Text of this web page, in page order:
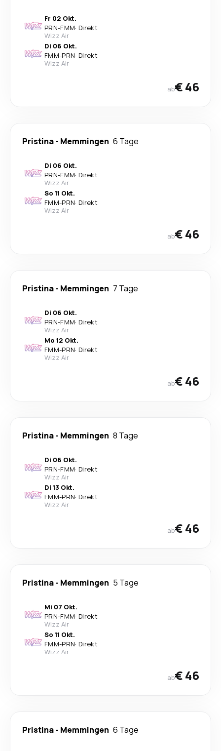
Fr 02 Okt.
PRN-FMM· Direkt
Wizz Air
Di 06 Okt.
FMM-PRN· Direkt
Wizz Air
ab€ 46
Pristina- Memmingen 6 Tage
Di 06 Okt.
PRN-FMM· Direkt
Wizz Air
So 11 Okt.
FMM-PRN· Direkt
Wizz Air
ab€ 46
Pristina- Memmingen 7 Tage
Di 06 Okt.
PRN-FMM· Direkt
Wizz Air
Mo 12 Okt.
FMM-PRN· Direkt
Wizz Air
ab€ 46
Pristina- Memmingen 8 Tage
Di 06 Okt.
PRN-FMM· Direkt
Wizz Air
Di 13 Okt.
FMM-PRN· Direkt
Wizz Air
ab€ 46
Pristina- Memmingen 5 Tage
Mi 07 Okt.
PRN-FMM· Direkt
Wizz Air
So 11 Okt.
FMM-PRN· Direkt
Wizz Air
ab€ 46
Pristina- Memmingen 6 Tage